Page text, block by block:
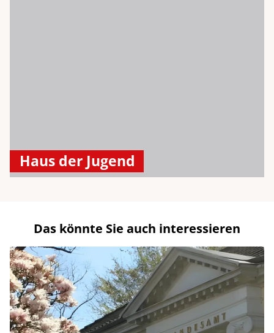
Haus der Jugend
Das könnte Sie auch interessieren